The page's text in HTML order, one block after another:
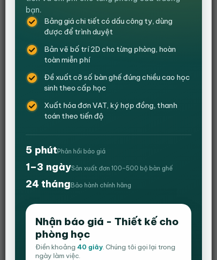
Ghế Gaming EXREME ZERO V2 – Chân
3,200,000₫
Giá
gốc
2,450,000
hiện
+ Ghế có thể ngả được 180 độ, tay ghế rời nâng hạ.
bạn.
Bảng giá chi tiết có dấu công ty, dùng
được để trình duyệt
Bản vẽ bố trí 2D cho từng phòng, hoàn
toàn miễn phí
Đề xuất cỡ số bàn ghế đúng chiều cao học
sinh theo cấp học
Xuất hóa đơn VAT, ký hợp đồng, thanh
toán theo tiến độ
5 phútPhản hồi báo giá
1–3 ngàySản xuất đơn 100–500 bộ bàn ghế
24 thángBảo hành chính hãng
Nhận báo giá - Thiết kế cho
phòng học
Điền khoảng 40 giây. Chúng tôi gọi lại trong
ngày làm việc.